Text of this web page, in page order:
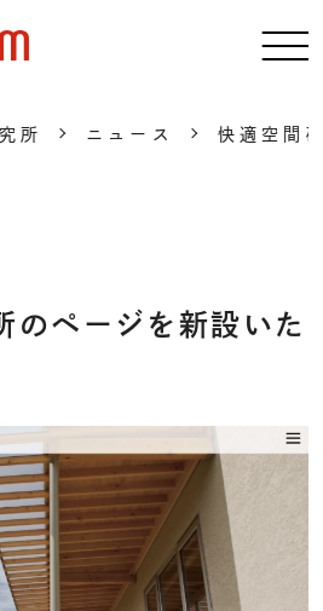
所 ニュース 快適空間
のページを新設いた